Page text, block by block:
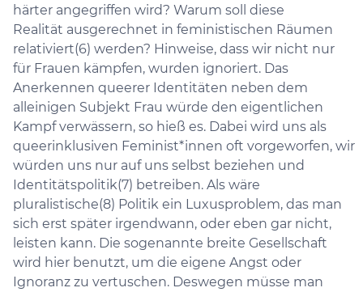
härter angegriffen wird? Warum soll diese
Realität ausgerechnet in feministischen Räumen
relativiert(6) werden? Hinweise, dass wir nicht nur
für Frauen kämpfen, wurden ignoriert. Das
Anerkennen queerer Identitäten neben dem
alleinigen Subjekt Frau würde den eigentlichen
Kampf verwässern, so hieß es. Dabei wird uns als
queerinklusiven Feminist*innen oft vorgeworfen, wir
würden uns nur auf uns selbst beziehen und
Identitätspolitik(7) betreiben. Als wäre
pluralistische(8) Politik ein Luxusproblem, das man
sich erst später irgendwann, oder eben gar nicht,
leisten kann. Die sogenannte breite Gesellschaft
wird hier benutzt, um die eigene Angst oder
Ignoranz zu vertuschen. Deswegen müsse man